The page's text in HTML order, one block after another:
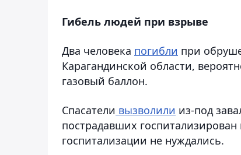
Гибель людей при взрыве
Два человека погибли при
Карагандинской области,
газовый баллон.
Спасатели вызволили из-под
пострадавших
госпитализации не нуждались.